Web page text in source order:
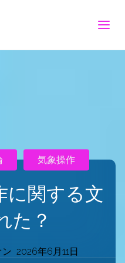
に関する文
た？
ン 2026年6月11日
気象操作